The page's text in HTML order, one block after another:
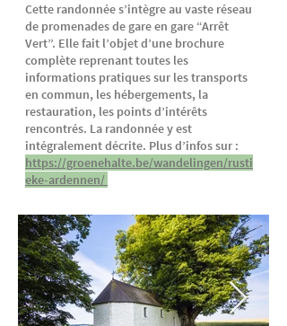
Cette randonnée s’intègre au vaste réseau
de promenades de gare en gare “Arrêt
Vert”. Elle fait l’objet d’une brochure
complète reprenant toutes les
informations pratiques sur les transports
en commun, les hébergements, la
restauration, les points d’intérêts
rencontrés. La randonnée y est
intégralement décrite. Plus d’infos sur :
https://groenehalte.be/wandelingen/rusti
eke-ardennen/